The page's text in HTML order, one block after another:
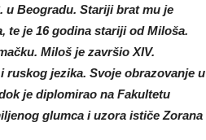
u Beogradu. Stariji brat mu je
te je 16 godina stariji od Miloša.
Miloš je završio XIV.
jezika. Svoje obrazovanje u
je diplomirao na Fakultetu
glumca i uzora ističe Zorana